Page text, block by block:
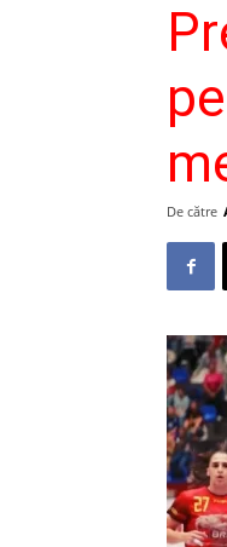
De către